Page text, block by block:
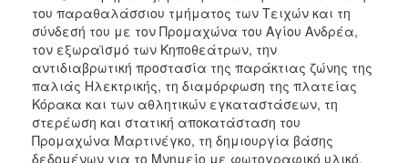
του παραθαλάσσιου τμήματος των Τειχών και τη
σύνδεσή του με τον Προμαχώνα του Αγίου Ανδρέα,
τον εξωραϊσμό των Κηποθεάτρων, την
αντιδιαβρωτική προστασία της παράκτιας ζώνης της
παλιάς Ηλεκτρικής, τη διαμόρφωση της πλατείας
Κόρακα και των αθλητικών εγκαταστάσεων, τη
στερέωση και στατική αποκατάσταση του
Προμαχώνα Μαρτινέγκο, τη δημιουργία βάσης
δεδομένων για το Μνημείο με φωτογραφικό υλικό,